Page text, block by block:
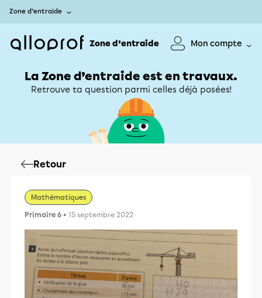
Zone d’entraide
Zone d’entraide Mon compte
La Zone d’entraide est en travaux.
Retrouve ta question parmi celles déjà posées!
Retour
Mathématiques
Primaire 6 • 15 septembre 2022